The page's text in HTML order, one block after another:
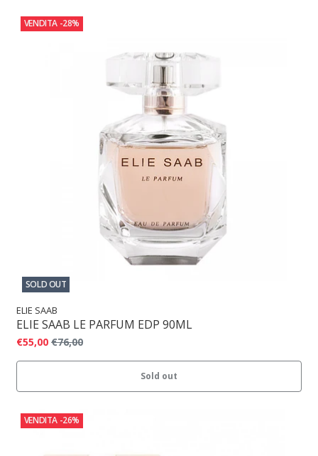
VENDITA -28%
SOLD OUT
ELIE SAAB
ELIE SAAB LE PARFUM EDP 90ML
€55,00 €76,00
Sold out
VENDITA -26%